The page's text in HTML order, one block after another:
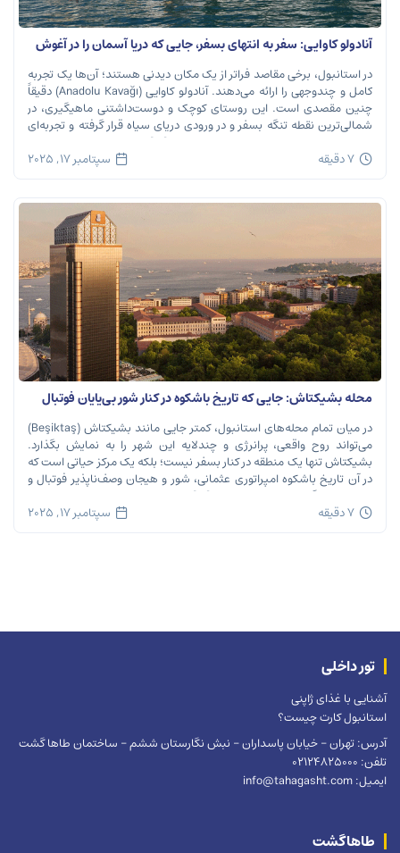
آنادولو کاوایی: سفر به انتهای بسفر، جایی که دریا آسمان را در آغوش
می‌گیرد
در استانبول، برخی مقاصد فراتر از یک مکان دیدنی هستند؛ آن‌ها یک تجربه
کامل و چندوجهی را ارائه می‌دهند. آنادولو کاوایی (Anadolu Kavağı) دقیقاً
چنین مقصدی است. این روستای کوچک و دوست‌داشتنی ماهیگیری، در
شمالی‌ترین نقطه تنگه بسفر و در ورودی دریای سیاه قرار گرفته و تجربه‌ای
بی‌نظیر از تاریخ، طبیعت و طعم‌های اصیل را […]
7 دقیقه سپتامبر 17, 2025
محله بشیکتاش: جایی که تاریخ باشکوه در کنار شور بی‌پایان فوتبال
نفس می‌کشد
در میان تمام محله‌های استانبول، کمتر جایی مانند بشیکتاش (Beşiktaş)
می‌تواند روح واقعی، پرانرژی و چندلایه این شهر را به نمایش بگذارد.
بشیکتاش تنها یک منطقه در کنار بسفر نیست؛ بلکه یک مرکز حیاتی است که
در آن تاریخ باشکوه امپراتوری عثمانی، شور و هیجان وصف‌ناپذیر فوتبال و
ریتم تند زندگی مدرن شهری در هم […]
7 دقیقه سپتامبر 17, 2025
طاهاگشت
تور داخلی
آشنایی با غذای ژاپنی
استانبول کارت چیست؟
آدرس: تهران – خیابان پاسداران – نبش نگارستان ششم – ساختمان طاها گشت
تلفن: 02124825000
ایمیل: info@tahagasht.com